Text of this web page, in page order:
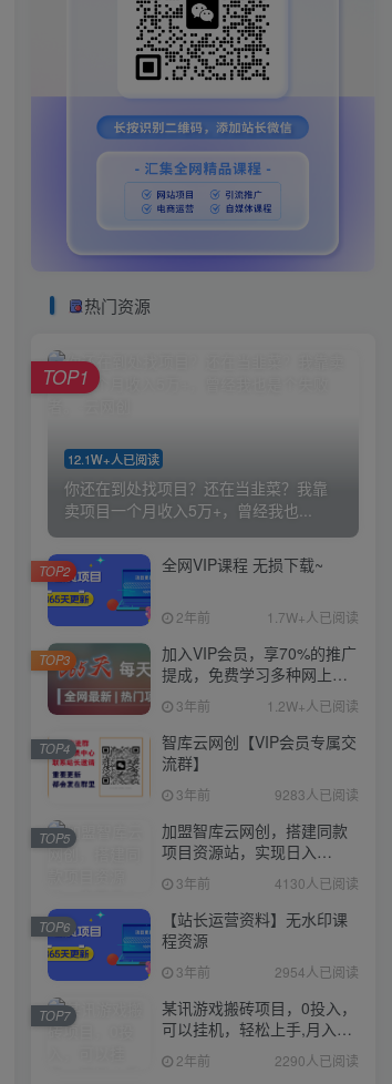
热门资源
12.1W+人已阅读
你还在到处找项目？还在当韭菜？我靠
卖项目一个月收入5万+，曾经我也...
TOP1
全网VIP课程 无损下载~
2年前 1.7W+人已阅读
TOP2
加入VIP会员，享70%的推广
提成，免费学习多种网上创
业课程，菜鸟秒变大神！
3年前 1.2W+人已阅读
TOP3
智库云网创【VIP会员专属交
流群】
3年前 9283人已阅读
TOP4
加盟智库云网创，搭建同款
项目资源站，实现日入
2000+
3年前 4130人已阅读
TOP5
【站长运营资料】无水印课
程资源
3年前 2954人已阅读
TOP6
某讯游戏搬砖项目，0投入，
可以挂机，轻松上手,月入
3000+上不封顶
2年前 2290人已阅读
TOP7